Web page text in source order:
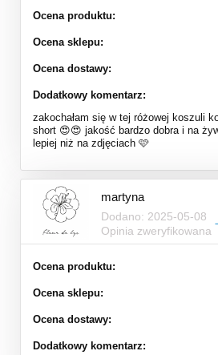
Ocena produktu:
Ocena sklepu:
Ocena dostawy:
Dodatkowy komentarz:
zakochałam się w tej różowej koszuli
short 😍😍 jakość bardzo dobra i na
lepiej niż na zdjęciach 🩷
martyna
Dodano: 2025-05-08
Opinia zweryfikowana
Ocena produktu:
Ocena sklepu:
Ocena dostawy:
Dodatkowy komentarz: